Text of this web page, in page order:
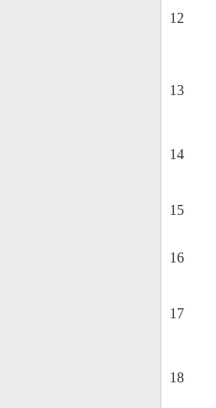
12
13
14
15
16
17
18